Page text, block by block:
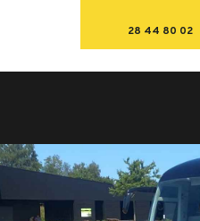
28 44 80 02